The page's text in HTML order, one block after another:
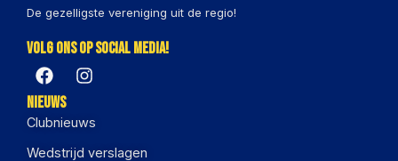
De gezelligste vereniging uit de regio!
Volg ons op social media!
Nieuws
Clubnieuws
Wedstrijd verslagen